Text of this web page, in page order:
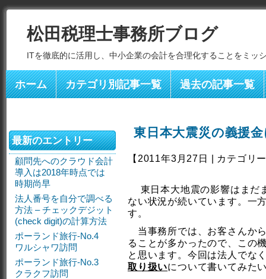
松田税理士事務所ブログ
ITを徹底的に活用し、中小企業の会計を合理化することをミッ
ホーム カテゴリ別記事一覧 過去の記事一覧
東日本大震災の義援
【2011年3月27日 | カテゴリ
東日本大地震の影響はまだ
ない状況が続いています。一
す。
当事務所では、お客さんか
ることが多かったので、この
と思います。今回は法人でな
取り扱いについて書いてみた
最新のエントリー
顧問先へのクラウド会計
導入は2018年時点では
時期尚早
法人番号を自分で調べる
方法 – チェックデジット
(check digit)の計算方法
ポーランド旅行-No.4
ワルシャワ訪問
ポーランド旅行-No.3
クラクフ訪問